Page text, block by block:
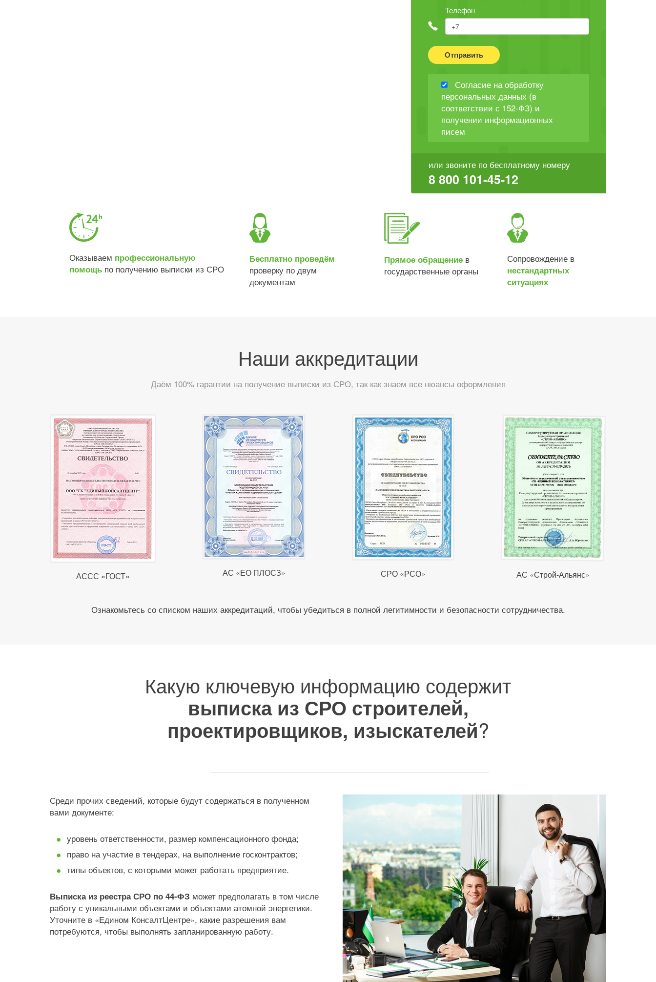
Телефон
Отправить
Согласие на обработку
персональных данных (в
соответствии с 152-ФЗ) и
получении информационных
писем
или звоните по бесплатному номеру
8 800 101-45-12
Оказываем профессиональную
помощь по получению выписки из СРО
Бесплатно проведём
проверку по двум
документам
Прямое обращение в
государственные органы
Сопровождение в
нестандартных
ситуациях
Наши аккредитации
Даём 100% гарантии на получение выписки из СРО, так как знаем все нюансы оформления
АССС «ГОСТ» АС «ЕО ПЛОСЗ» СРО «РСО» АС «Строй-Альянс»
Ознакомьтесь со списком наших аккредитаций, чтобы убедиться в полной легитимности и безопасности сотрудничества.
Какую ключевую информацию содержит
выписка из СРО строителей,
проектировщиков, изыскателей?
Среди прочих сведений, которые будут содержаться в полученном
вами документе:
уровень ответственности, размер компенсационного фонда;
право на участие в тендерах, на выполнение госконтрактов;
типы объектов, с которыми может работать предприятие.
Выписка из реестра СРО по 44-ФЗ может предполагать в том числе
работу с уникальными объектами и объектами атомной энергетики.
Уточните в «Едином КонсалтЦентре», какие разрешения вам
потребуются, чтобы выполнять запланированную работу.